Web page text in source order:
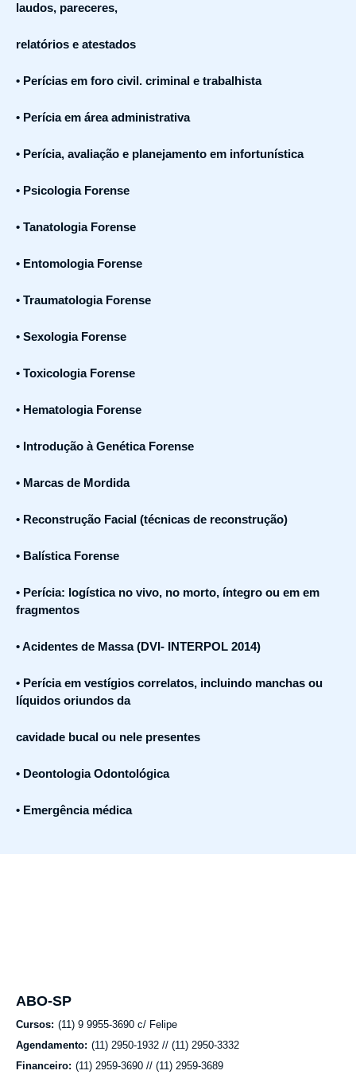
laudos, pareceres,
relatórios e atestados
• Perícias em foro civil. criminal e trabalhista
• Perícia em área administrativa
• Perícia, avaliação e planejamento em infortunística
• Psicologia Forense
• Tanatologia Forense
• Entomologia Forense
• Traumatologia Forense
• Sexologia Forense
• Toxicologia Forense
• Hematologia Forense
• Introdução à Genética Forense
• Marcas de Mordida
• Reconstrução Facial (técnicas de reconstrução)
• Balística Forense
• Perícia: logística no vivo, no morto, íntegro ou em em
fragmentos
• Acidentes de Massa (DVI- INTERPOL 2014)
• Perícia em vestígios correlatos, incluindo manchas ou
líquidos oriundos da
cavidade bucal ou nele presentes
• Deontologia Odontológica
• Emergência médica
ABO-SP
Cursos: (11) 9 9955-3690 c/ Felipe
Agendamento: (11) 2950-1932 // (11) 2950-3332
Financeiro: (11) 2959-3690 // (11) 2959-3689